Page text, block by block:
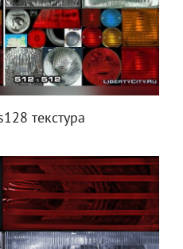
текстура